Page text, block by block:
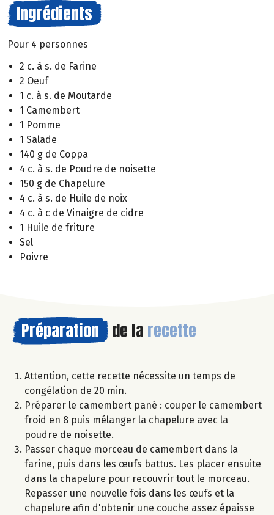
Ingrédients
Pour 4 personnes
2 c. à s. de Farine
2 Oeuf
1 c. à s. de Moutarde
1 Camembert
1 Pomme
1 Salade
140 g de Coppa
4 c. à s. de Poudre de noisette
150 g de Chapelure
4 c. à s. de Huile de noix
4 c. à c de Vinaigre de cidre
1 Huile de friture
Sel
Poivre
Préparation de la recette
Attention, cette recette nécessite un temps de
congélation de 20 min.
Préparer le camembert pané : couper le camembert
froid en 8 puis mélanger la chapelure avec la
poudre de noisette.
Passer chaque morceau de camembert dans la
farine, puis dans les œufs battus. Les placer ensuite
dans la chapelure pour recouvrir tout le morceau.
Repasser une nouvelle fois dans les œufs et la
chapelure afin d'obtenir une couche assez épaisse